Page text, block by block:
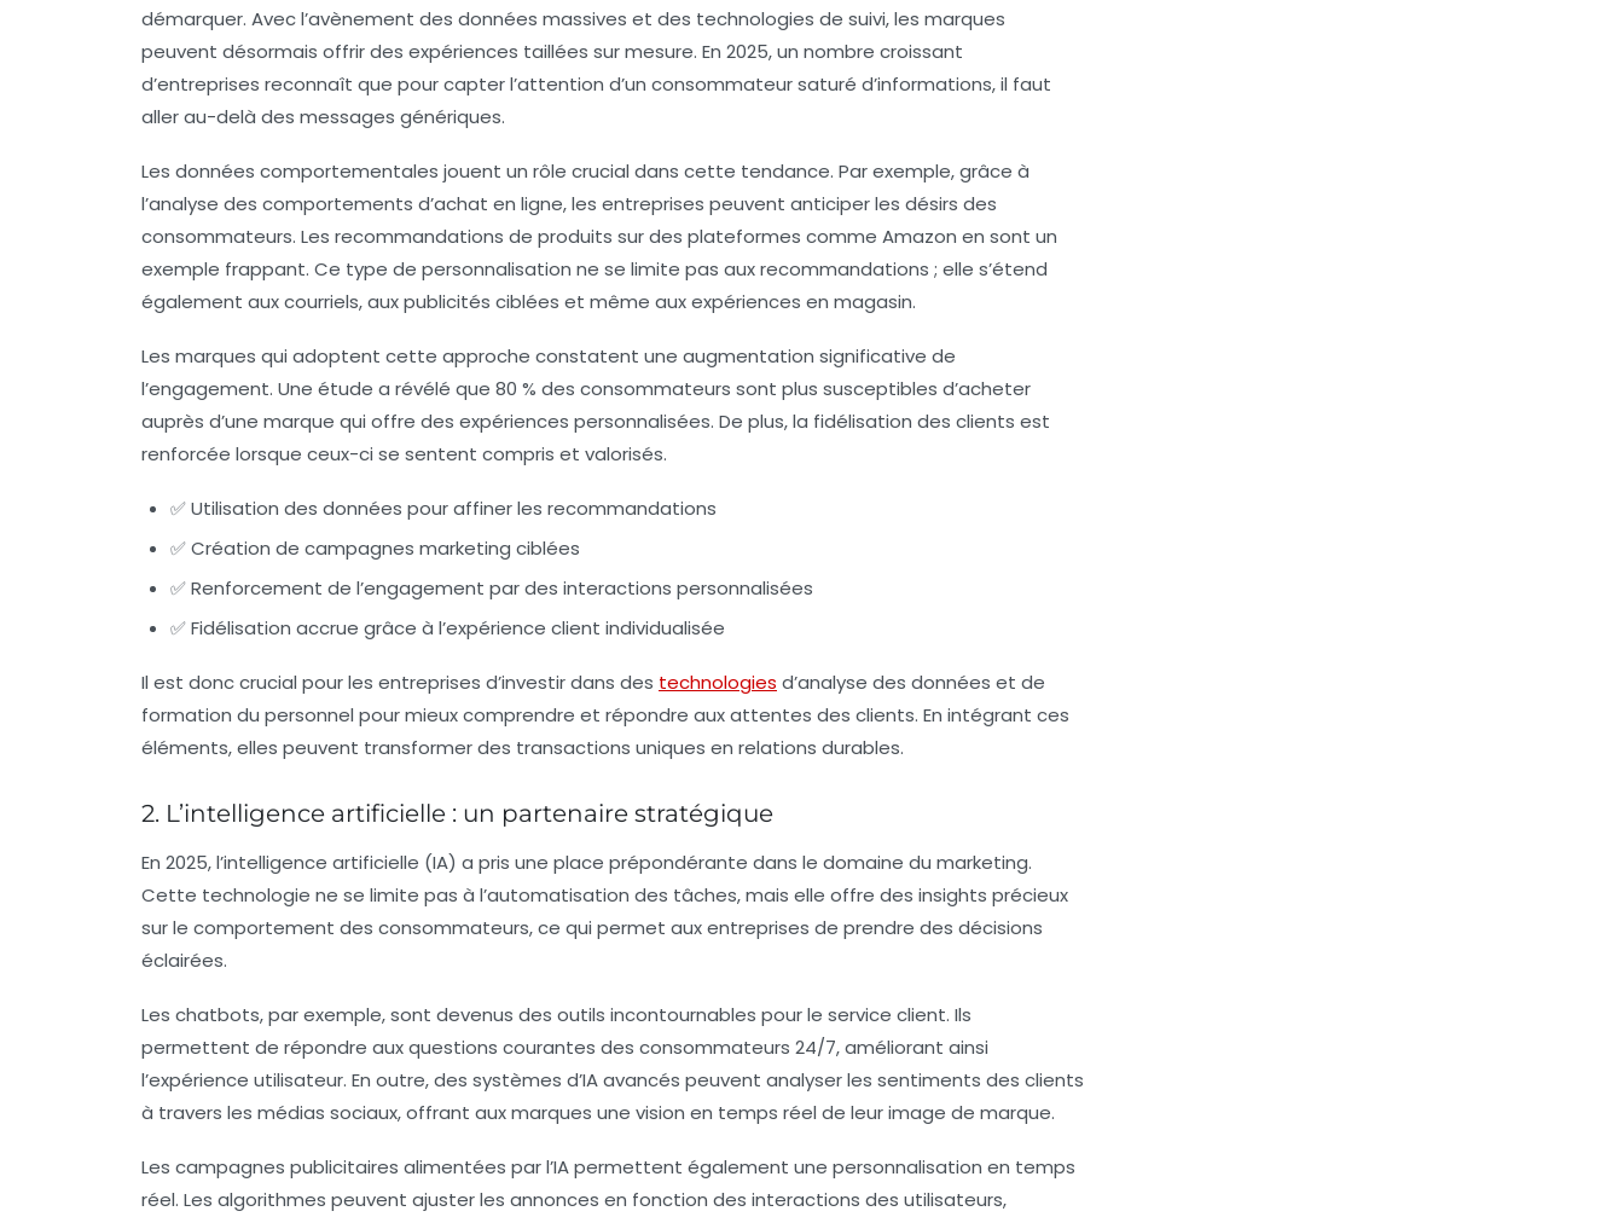
démarquer. Avec l’avènement des données massives et des technologies de suivi, les marques
peuvent désormais offrir des expériences taillées sur mesure. En 2025, un nombre croissant
d’entreprises reconnaît que pour capter l’attention d’un consommateur saturé d’informations, il faut
aller au-delà des messages génériques.
Les données comportementales jouent un rôle crucial dans cette tendance. Par exemple, grâce à
l’analyse des comportements d’achat en ligne, les entreprises peuvent anticiper les désirs des
consommateurs. Les recommandations de produits sur des plateformes comme Amazon en sont un
exemple frappant. Ce type de personnalisation ne se limite pas aux recommandations ; elle s’étend
également aux courriels, aux publicités ciblées et même aux expériences en magasin.
Les marques qui adoptent cette approche constatent une augmentation significative de
l’engagement. Une étude a révélé que 80 % des consommateurs sont plus susceptibles d’acheter
auprès d’une marque qui offre des expériences personnalisées. De plus, la fidélisation des clients est
renforcée lorsque ceux-ci se sentent compris et valorisés.
✅ Utilisation des données pour affiner les recommandations
✅ Création de campagnes marketing ciblées
✅ Renforcement de l’engagement par des interactions personnalisées
✅ Fidélisation accrue grâce à l’expérience client individualisée
Il est donc crucial pour les entreprises d’investir dans des technologies d’analyse des données et de
formation du personnel pour mieux comprendre et répondre aux attentes des clients. En intégrant ces
éléments, elles peuvent transformer des transactions uniques en relations durables.
2. L’intelligence artificielle : un partenaire stratégique
En 2025, l’intelligence artificielle (IA) a pris une place prépondérante dans le domaine du marketing.
Cette technologie ne se limite pas à l’automatisation des tâches, mais elle offre des insights précieux
sur le comportement des consommateurs, ce qui permet aux entreprises de prendre des décisions
éclairées.
Les chatbots, par exemple, sont devenus des outils incontournables pour le service client. Ils
permettent de répondre aux questions courantes des consommateurs 24/7, améliorant ainsi
l’expérience utilisateur. En outre, des systèmes d’IA avancés peuvent analyser les sentiments des clients
à travers les médias sociaux, offrant aux marques une vision en temps réel de leur image de marque.
Les campagnes publicitaires alimentées par l’IA permettent également une personnalisation en temps
réel. Les algorithmes peuvent ajuster les annonces en fonction des interactions des utilisateurs,